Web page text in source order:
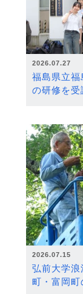
2026.07.27
福島県立福
の研修を受
2026.07.15
弘前大学
町・富岡町